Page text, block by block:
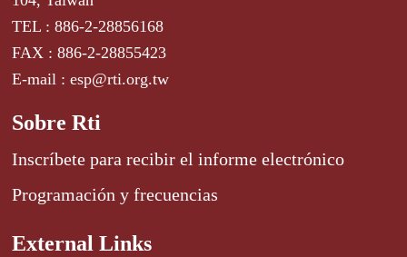
TEL : 886-2-28856168
FAX : 886-2-28855423
E-mail : esp@rti.org.tw
Sobre Rti
Inscríbete para recibir el informe electrónico
Programación y frecuencias
External Links